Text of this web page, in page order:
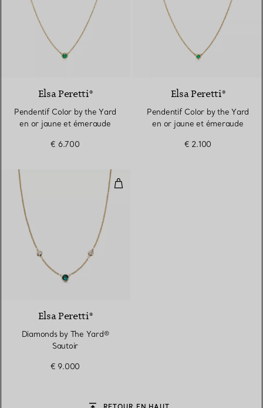
2 Matériaux
Elsa Peretti®
Pendentif Color by the Yard
en or jaune et émeraude
€ 6.700
Elsa Peretti®
Pendentif Color by the Yard
en or jaune et émeraude
€ 2.100
Diamonds by The Yard® Sautoir
Elsa Peretti®
Diamonds by The Yard®
Sautoir
€ 9.000